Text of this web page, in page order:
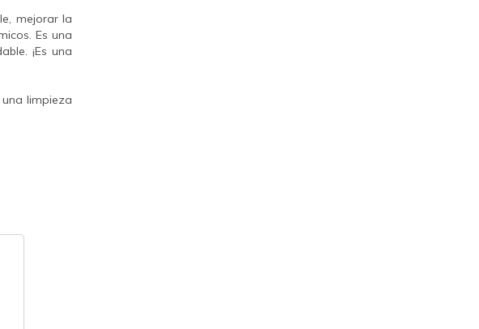
mejorar la
Es una
¡Es una
limpieza